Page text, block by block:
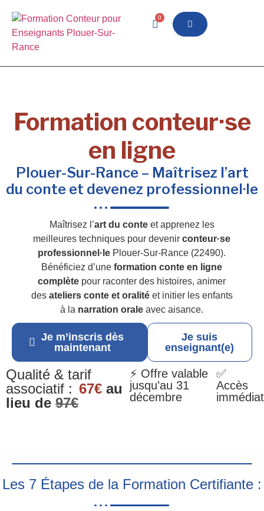
0
Formation conteur·se
en ligne
Plouer-Sur-Rance – Maîtrisez l’art
du conte et devenez professionnel·le
Maîtrisez l’art du conteet apprenez les
meilleures techniques pour devenirconteur·se
professionnel·le Plouer-Sur-Rance (22490).
Bénéficiez d’uneformation conte en ligne
complète pour raconter des histoires, animer
des ateliers conte et oralitéet initier les enfants
à la narration orale avec aisance.
Je m’inscris dès
maintenant
Je suis
enseignant(e)
Qualité & tarif
associatif : 67€ au
lieu de 97€
⚡ Offre valable
jusqu’au 31
décembre
✅
Accès
immédiat
Les 7 Étapes de la Formation Certifiante :